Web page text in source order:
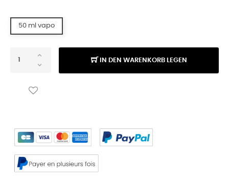
50 ml vapo
IN DEN WARENKORB LEGEN